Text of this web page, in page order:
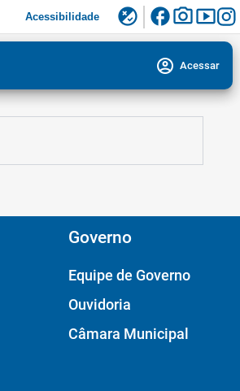
Acessibilidade flaky facebookphoto_camerasmart_display
account_circle Acessar
Governo
Equipe de Governo
Ouvidoria
Câmara Municipal